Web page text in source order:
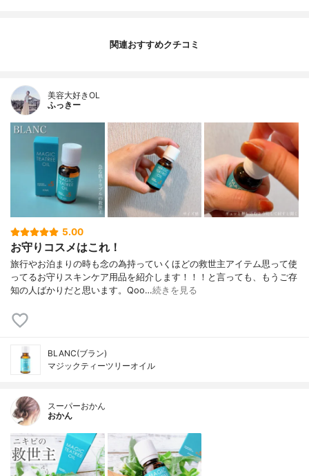
関連おすすめクチコミ
美容大好きOL
ふっきー
5.00
お守りコスメはこれ！
旅行やお泊まりの時も念の為持っていくほどの救世主アイテム思って使
ってるお守りスキンケア用品を紹介します！！！と言っても、もうご存
知の人ばかりだと思います。Qoo…続きを見る
BLANC(ブラン)
マジックティーツリーオイル
スーパーおかん
おかん